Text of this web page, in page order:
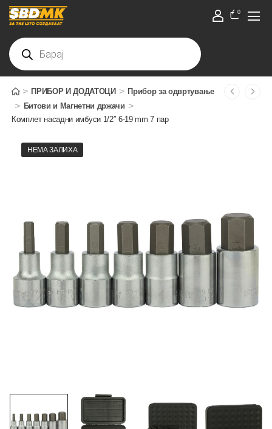
0
> ПРИБОР И ДОДАТОЦИ > Прибор за одвртување
> Битови и Магнетни држачи >
Комплет насадни имбуси 1/2″ 6-19 mm 7 пар
НЕМА ЗАЛИХА